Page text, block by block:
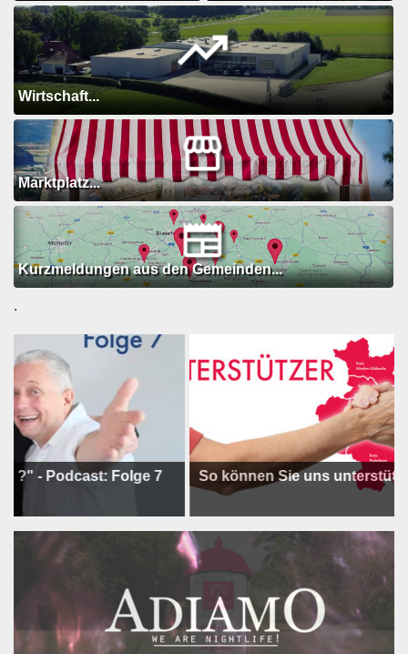
Wirtschaft...
Marktplatz...
Kurzmeldungen aus den Gemeinden...
.
Folge 7 So können Sie uns unterstützen !